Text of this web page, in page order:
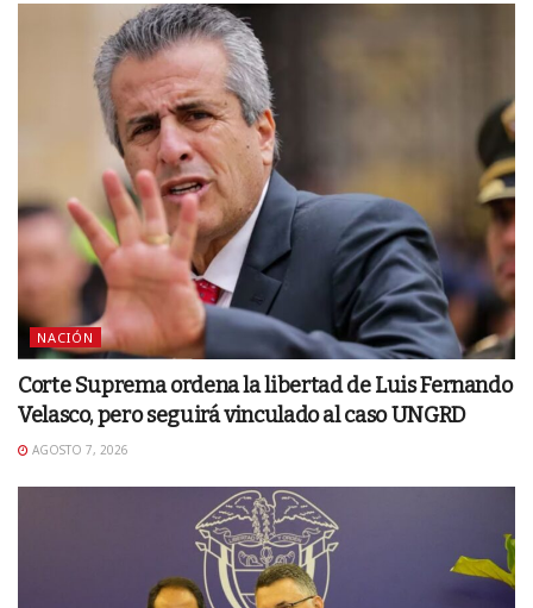
NACIÓN
Corte Suprema ordena la libertad de Luis Fernando
Velasco, pero seguirá vinculado al caso UNGRD
AGOSTO 7, 2026